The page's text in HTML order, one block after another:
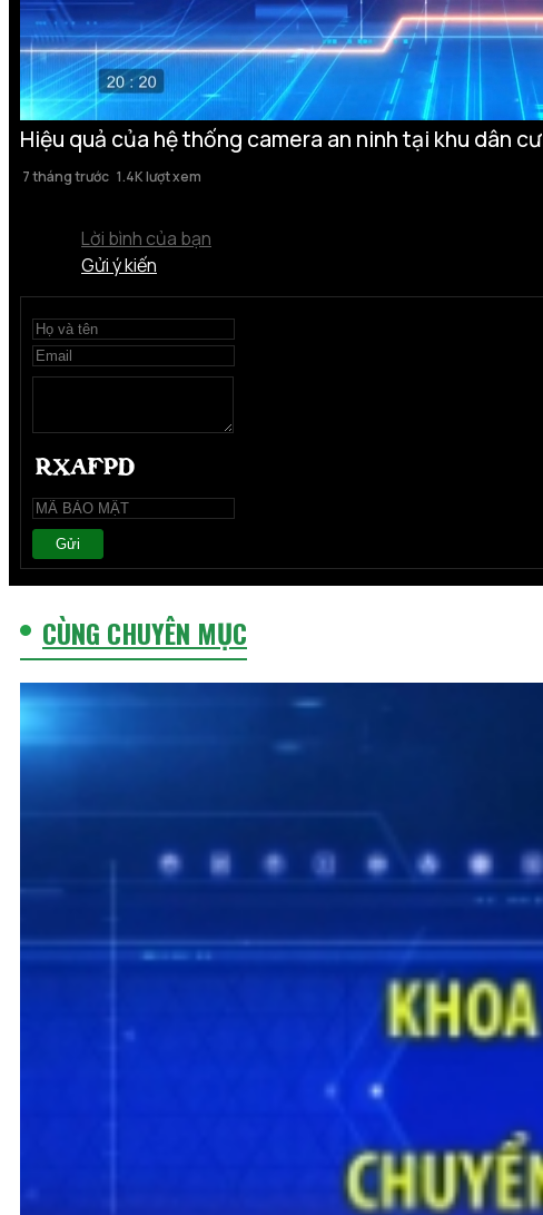
Hiệu quả của hệ thống camera an ninh tại khu dân cư
7 tháng trước 1.4K lượt xem
Lời bình của bạn
Gửi ý kiến
Gửi
CÙNG CHUYÊN MỤC